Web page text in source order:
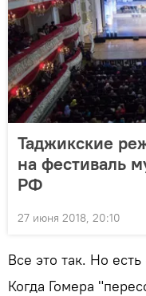
Таджикские
на фестиваль
РФ
27 июня 2018, 20:10
Все это так. Но
Когда Гомера